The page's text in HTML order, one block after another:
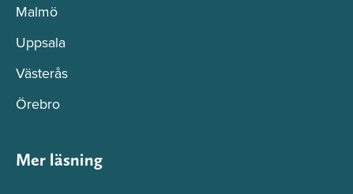
Malmö
Uppsala
Västerås
Örebro
Mer läsning